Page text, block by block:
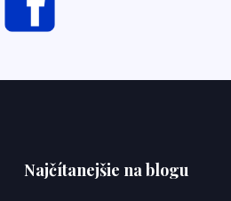
Najčítanejšie na blogu